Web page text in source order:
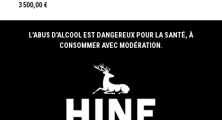
Prix
3 500,00 €
L'ABUS D'ALCOOL EST DANGEREUX POUR LA SANTÉ, À
CONSOMMER AVEC MODÉRATION.